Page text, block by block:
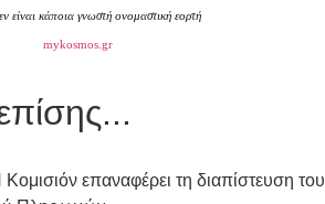
είναι κάποια γνωστή ονομαστική εορτή
mykosmos.gr